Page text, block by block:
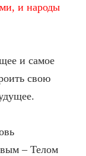
и народы
и самое
свою
– Телом